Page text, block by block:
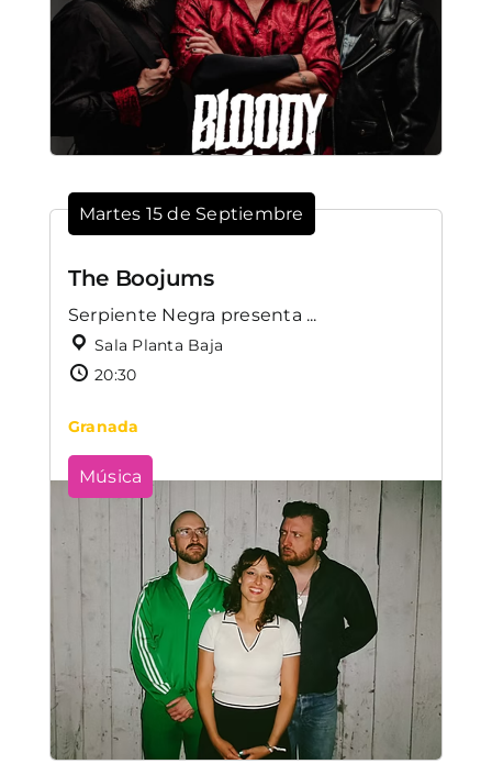
Martes 15 de Septiembre
The Boojums
Serpiente Negra presenta ...
Sala Planta Baja
20:30
Granada
Música